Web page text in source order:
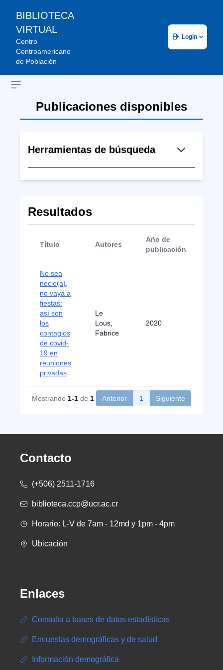
BIBLIOTECA
VIRTUAL
Centro
Centroamericano
de Población
Login
Open sidebar
Publicaciones disponibles
Herramientas de búsqueda
Resultados
Título Autores
Año de
publicación
No sea
necio(a),
no vaya a
fiestas:
así son
los
contagios
de covid-
19 en
reuniones
privadas
Le
Lous,
Fabrice
2020
Mostrando 1-1 de 1 Anterior 1 Siguiente
Contacto
(+506) 2511-1716
biblioteca.ccp@ucr.ac.cr
Horario: L-V de 7am - 12md y 1pm - 4pm
Ubicación
Enlaces
Consulta a bases de datos estadísticas
Encuestas demográficas y de salud
Información demográfica